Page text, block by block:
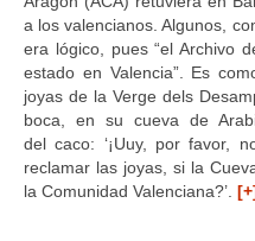
a los valencianos. Algunos,
era lógico, pues “el Archivo
estado en Valencia”. Es
joyas de la Verge dels
boca, en su cueva de
del caco: ‘¡Uuy, por favor,
reclamar las joyas, si la
la Comunidad Valenciana?’.